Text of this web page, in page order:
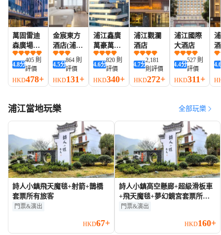
萬固雷迪
森廣場酒
店
4.8分
405 則
評價
HKD478+
金宸東方
酒店(浦江
店)
4.5分
864 則
評價
HKD131+
浦江鑫廣
萬豪萬楓
酒店
4.6分
820 則
評價
HKD340+
浦江觀瀾
酒店
4.7分
2,181
則評價
HKD272+
浦江國際
大酒店
4.4分
527 則
評價
HKD311+
4.6
浦江當地玩樂 全部玩樂
詩人小鎮飛天魔毯+射箭+鵲橋
套票所有旅客
門票&演出
HKD67+
詩人小鎮高空懸廊+超級滑板車
+飛天魔毯+夢幻鏡宮套票所有
旅客
門票&演出
HKD160+